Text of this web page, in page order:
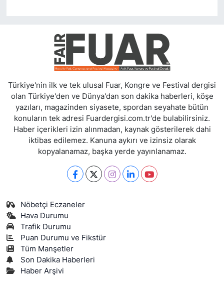
Türkiye'nin ilk ve tek ulusal Fuar, Kongre ve Festival dergisi
olan Türkiye'den ve Dünya'dan son dakika haberleri, köşe
yazıları, magazinden siyasete, spordan seyahate bütün
konuların tek adresi Fuardergisi.com.tr'de bulabilirsiniz.
Haber içerikleri izin alınmadan, kaynak gösterilerek dahi
iktibas edilemez. Kanuna aykırı ve izinsiz olarak
kopyalanamaz, başka yerde yayınlanamaz.
Nöbetçi Eczaneler
Hava Durumu
Trafik Durumu
Puan Durumu ve Fikstür
Tüm Manşetler
Son Dakika Haberleri
Haber Arşivi